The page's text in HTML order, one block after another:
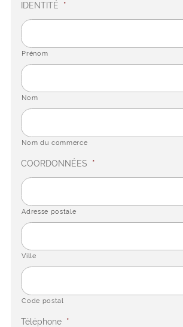
IDENTITÉ *
Prénom
Nom
Nom du commerce
COORDONNÉES *
Adresse postale
Ville
Code postal
Téléphone *